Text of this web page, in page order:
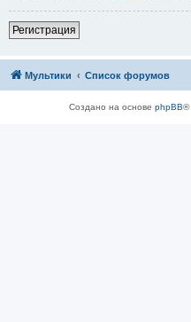
Регистрация
Мультики Список форумов
Создано на основе phpBB®